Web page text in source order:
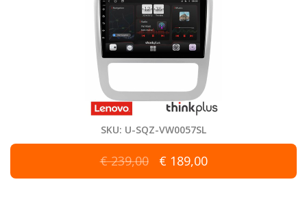
SKU: U-SQZ-VW0057SL
€ 239,00 € 189,00